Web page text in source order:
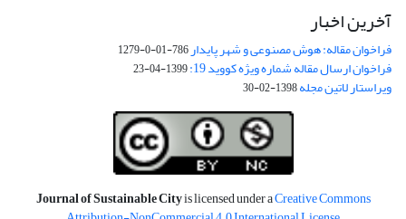
آخرین اخبار
فراخوان مقاله: هوش مصنوعی و شهر پایدار786-01-0-1279
فراخوان ارسال مقاله شماره ویژه کووید 19: 1399-04-23
ویراستار لاتین مجله1398-02-30
Journal of Sustainable Cityis licensed under aCreative Commons